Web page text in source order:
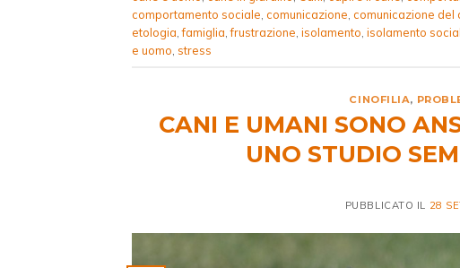
comportamento sociale comunicazione comunicazione del
etologia ,famiglia ,frustrazione isolamento isolamento
e uomo stress
CINOFILIA,
CANI E UMANI SONO
UNO STUDIO
PUBBLICATO IL 28